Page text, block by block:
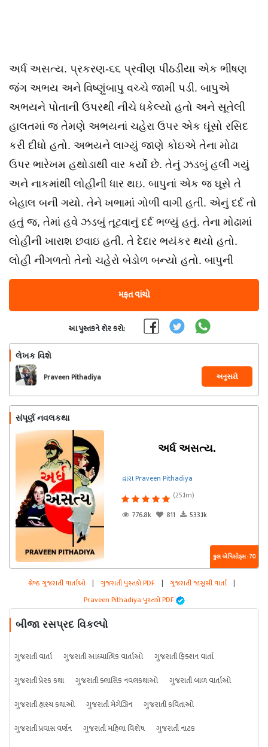
અર્ધ અસત્ય. પ્રકરણ-૬૬ પ્રવીણ પીઠડીયા એક ભીષણ
જંગ અભય અને વિષ્ણુંબાપુ વચ્ચે જામી પડી. બાપુએ
અભયને પોતાની ઉપરથી નીચે ધકેલ્યો હતો અને સૂતેલી
હાલતમાં જ તેમણે અભયનાં ચહેરા ઉપર એક ઘૂંસો રસિદ
કરી દીધો હતો. અભયને લાગ્યું જાણે કોઇએ તેના મોઢા
ઉપર ભારેખમ હથોડાથી વાર કર્યો છે. તેનું ઝડબું હલી ગયું
અને નાકમાંથી લોહીની ધાર થઇ. બાપુનાં એક જ ઘૂસે તે
બેહાલ બની ગયો. તેને ખભામાં ગોળી વાગી હતી. એનું દર્દ તો
હતું જ, તેમાં હવે ઝડબું તૂટવાનું દર્દ ભળ્યું હતું. તેના મોઢામાં
લોહીની ખારાશ છવાઇ હતી. તે દેદાર ભયંકર થયો હતો.
લોહી નીગળતો તેનો ચહેરો બેડોળ બન્યો હતો. બાપુની
મફત વાંચો
આ પુસ્તકને શેર કરો:
લેખક વિશે
Praveen Pithadiya અનુસરો
સંપૂર્ણ નવલકથા
અર્ધ અસત્ય.
દ્વારા Praveen Pithadiya
(25.1m)
776.8k
811 533.1k
કુલ એપિસોડ્સ : 70
શ્રેષ્ઠ ગુજરાતી વાર્તાઓ | ગુજરાતી પુસ્તકો PDF | ગુજરાતી જાસૂસી વાર્તા |
Praveen Pithadiya પુસ્તકો PDF
બીજા રસપ્રદ વિકલ્પો
ગુજરાતી વાર્તા ગુજરાતી આધ્યાત્મિક વાર્તાઓ
ગુજરાતી ફિક્શન વાર્તા
ગુજરાતી પ્રેરક કથા
ગુજરાતી ક્લાસિક નવલકથાઓ
ગુજરાતી બાળ વાર્તાઓ
ગુજરાતી હાસ્ય કથાઓ
ગુજરાતી મેગેઝિન
ગુજરાતી કવિતાઓ
ગુજરાતી પ્રવાસ વર્ણન
ગુજરાતી મહિલા વિશેષ
ગુજરાતી નાટક